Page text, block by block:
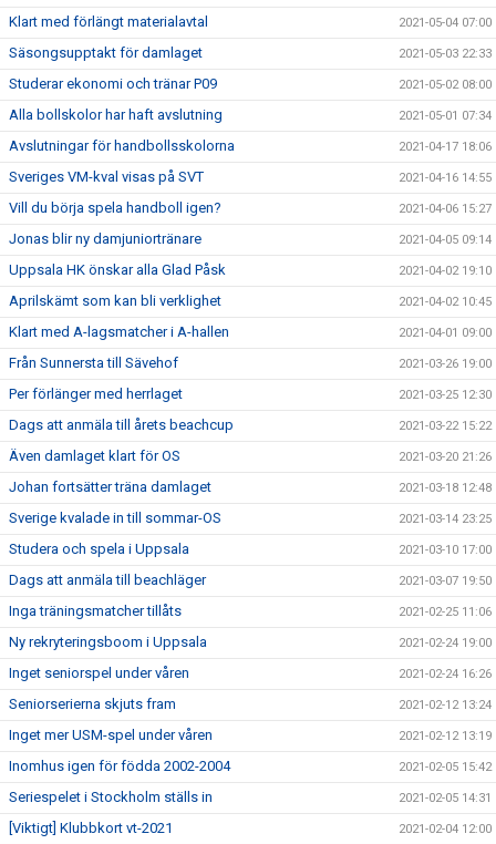
Klart med förlängt materialavtal 2021-05-04 07:00
Säsongsupptakt för damlaget 2021-05-03 22:33
Studerar ekonomi och tränar P09 2021-05-02 08:00
Alla bollskolor har haft avslutning 2021-05-01 07:34
Avslutningar för handbollsskolorna 2021-04-17 18:06
Sveriges VM-kval visas på SVT 2021-04-16 14:55
Vill du börja spela handboll igen? 2021-04-06 15:27
Jonas blir ny damjuniortränare 2021-04-05 09:14
Uppsala HK önskar alla Glad Påsk 2021-04-02 19:10
Aprilskämt som kan bli verklighet 2021-04-02 10:45
Klart med A-lagsmatcher i A-hallen 2021-04-01 09:00
Från Sunnersta till Sävehof 2021-03-26 19:00
Per förlänger med herrlaget 2021-03-25 12:30
Dags att anmäla till årets beachcup 2021-03-22 15:22
Även damlaget klart för OS 2021-03-20 21:26
Johan fortsätter träna damlaget 2021-03-18 12:48
Sverige kvalade in till sommar-OS 2021-03-14 23:25
Studera och spela i Uppsala 2021-03-10 17:00
Dags att anmäla till beachläger 2021-03-07 19:50
Inga träningsmatcher tillåts 2021-02-25 11:06
Ny rekryteringsboom i Uppsala 2021-02-24 19:00
Inget seniorspel under våren 2021-02-24 16:26
Seniorserierna skjuts fram 2021-02-12 13:24
Inget mer USM-spel under våren 2021-02-12 13:19
Inomhus igen för födda 2002-2004 2021-02-05 15:42
Seriespelet i Stockholm ställs in 2021-02-05 14:31
[Viktigt] Klubbkort vt-2021 2021-02-04 12:00